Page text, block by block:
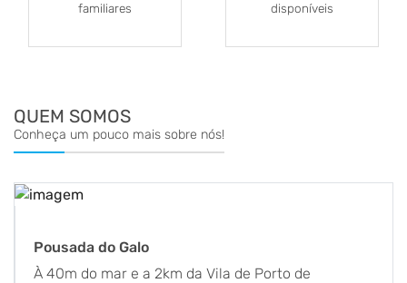
familiares
disponíveis
QUEM SOMOS
Conheça um pouco mais sobre nós!
Pousada do Galo
À 40m do mar e a 2km da Vila de Porto de